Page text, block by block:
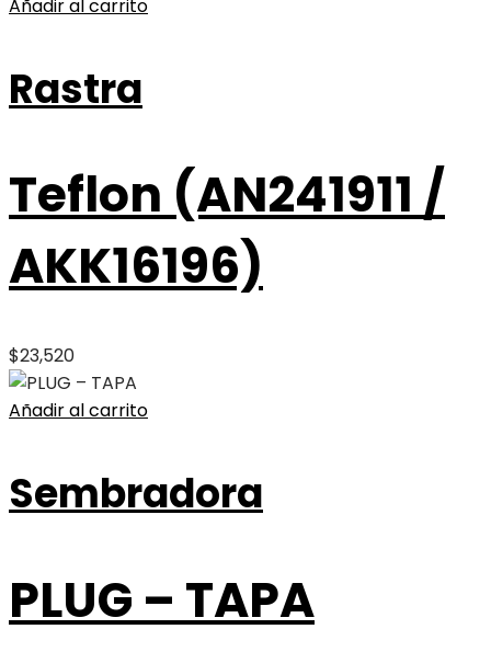
Añadir al carrito
Rastra
Teflon (AN241911 /
AKK16196)
$23,520
Añadir al carrito
Sembradora
PLUG – TAPA